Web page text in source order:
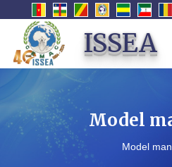
ISSEA
Model
Model